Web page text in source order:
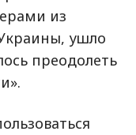
из
ушло
преодолеть